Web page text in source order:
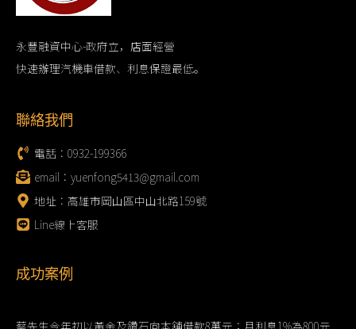
永豐融資中心-政府立，店面經營
快速辦理汽機車借款、利息保證最低。
聯絡我們
電話：0932-199366
email：yuenfong5413@gmail.com
地址：高雄市岡山區中山北路159號
Line線上客服
成功案例
蔡先生今年初以黃金及鑽石向本舖借款8萬元；月利息1%為800元.